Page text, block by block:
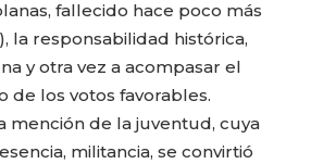
fallecido hace poco más
la responsabilidad histórica,
y otra vez a acompasar el
de los votos favorables.
mención de la juventud, cuya
militancia, se convirtió